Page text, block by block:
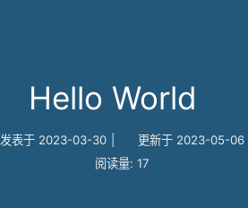
Hello World
发表于 2023-03-30 更新于 2023-05-06
阅读量: 17